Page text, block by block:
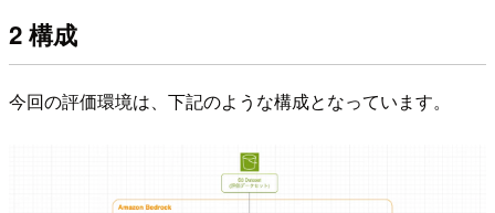
2 構成
今回の評価環境は、下記のような構成となっています。